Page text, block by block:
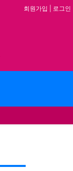
회원가입 로그인